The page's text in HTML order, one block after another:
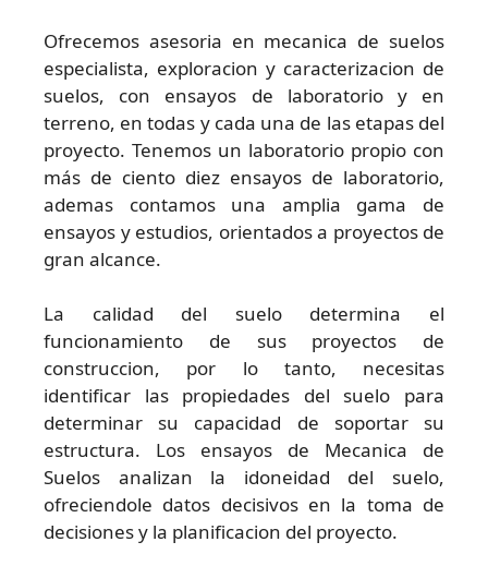
Ofrecemos asesoria en mecanica de suelos
especialista, exploracion y caracterizacion de
suelos, con ensayos de laboratorio y en
terreno, en todas y cada una de las etapas del
proyecto. Tenemos un laboratorio propio con
más de ciento diez ensayos de laboratorio,
ademas contamos una amplia gama de
ensayos y estudios, orientados a proyectos de
gran alcance.
La calidad del suelo determina el
funcionamiento de sus proyectos de
construccion, por lo tanto, necesitas
identificar las propiedades del suelo para
determinar su capacidad de soportar su
estructura. Los ensayos de Mecanica de
Suelos analizan la idoneidad del suelo,
ofreciendole datos decisivos en la toma de
decisiones y la planificacion del proyecto.